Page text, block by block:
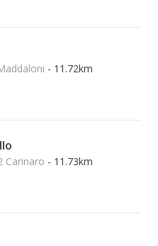
- 11.72km
Carinaro - 11.73km